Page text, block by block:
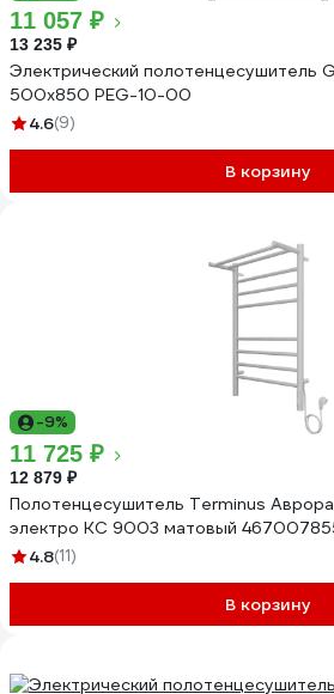
11 057 ₽
13 235 ₽
Электрический полотенцесушитель
500x850 PEG-10-00
4.6(9)
В корзину
-9%
11 725 ₽
12 879 ₽
Полотенцесушитель Terminus
электро КС 9003 матовый
4.8(11)
В корзину